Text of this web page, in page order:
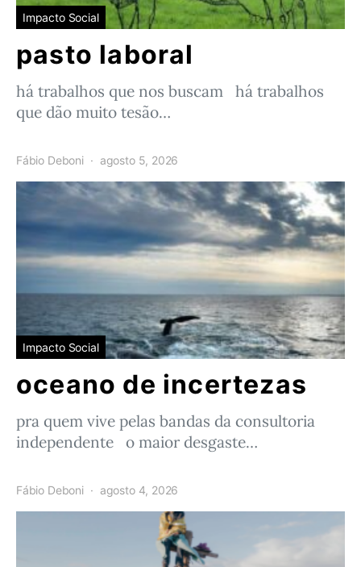
Impacto Social
pasto laboral
há trabalhos que nos buscam há trabalhos
que dão muito tesão…
Fábio Deboni agosto 5, 2026
Impacto Social
oceano de incertezas
pra quem vive pelas bandas da consultoria
independente o maior desgaste…
Fábio Deboni agosto 4, 2026